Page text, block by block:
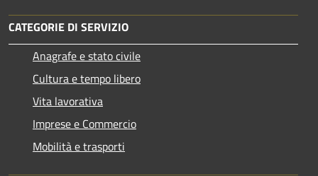
CATEGORIE DI SERVIZIO
Anagrafe e stato civile
Cultura e tempo libero
Vita lavorativa
Imprese e Commercio
Mobilità e trasporti